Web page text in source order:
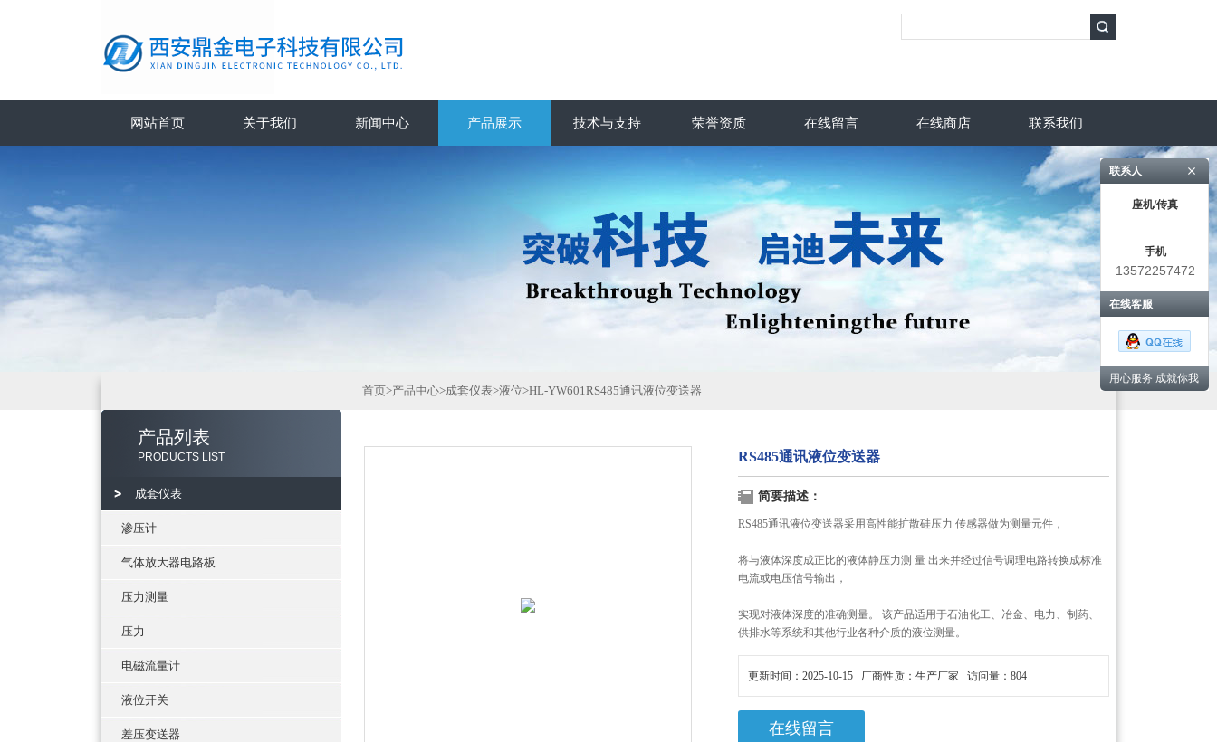
网站首页 关于我们 新闻中心 产品展示 技术与支持 荣誉资质 在线留言 在线商店 联系我们
产品列表
PRODUCTS LIST
成套仪表
渗压计
气体放大器电路板
压力测量
压力
电磁流量计
液位开关
差压变送器
首页>产品中心>成套仪表>液位>HL-YW601RS485通讯液位变送器
RS485通讯液位变送器
简要描述：
RS485通讯液位变送器采用高性能扩散硅压力 传感器做为测量元件，
将与液体深度成正比的液体静压力测 量 出来并经过信号调理电路转换成标准
电流或电压信号输出，
实现对液体深度的准确测量。 该产品适用于石油化工、冶金、电力、制药、
供排水等系统和其他行业各种介质的液位测量。
更新时间：2025-10-15 厂商性质：生产厂家 访问量：804
在线留言
联系人
座机/传真
手机
13572257472
在线客服
用心服务 成就你我